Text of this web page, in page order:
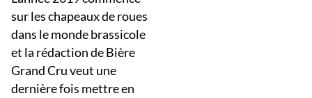
sur les chapeaux de roues
dans le monde brassicole
et la rédaction de Bière
Grand Cru veut une
dernière fois mettre en